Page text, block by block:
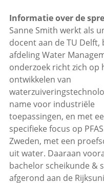
Informatie over de
Sanne Smith werkt als
docent aan de TU Delft,
afdeling Water
onderzoek richt zich op
ontwikkelen van
name voor industriële
toepassingen, en met
specifieke focus op
Zweden, met een
uit water. Daaraan
bachelor scheikunde &
afgerond aan de